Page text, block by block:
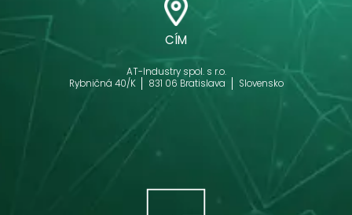
CÍM
AT-Industry spol. s r.o.
Rybničná 40/K
831 06 Bratislava Slovensko